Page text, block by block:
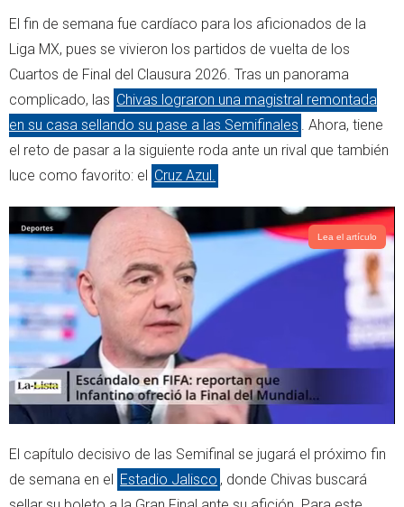
t
t
r
t
s
p
p
El fin de semana fue cardíaco para los aficionados de la
Liga MX, pues se vivieron los partidos de vuelta de los
Cuartos de Final del Clausura 2026. Tras un panorama
complicado, las Chivas lograron una magistral remontada
en su casa sellando su pase a las Semifinales . Ahora, tiene
el reto de pasar a la siguiente roda ante un rival que también
luce como favorito: el
Cruz Azul.
Lea el artículo
El capítulo decisivo de las Semifinal se jugará el próximo fin
de semana en el Estadio Jalisco , donde Chivas buscará